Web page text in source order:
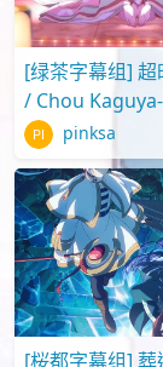
[绿茶字幕组] 超
/ Chou
[简繁日内封]
pinksa
[桜都字幕组]